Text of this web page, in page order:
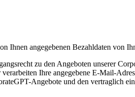
Ihnen angegebenen Bezahldaten von
zu den Angeboten unserer
Ihre angegebene E-Mail-
Angebote und den vertraglich